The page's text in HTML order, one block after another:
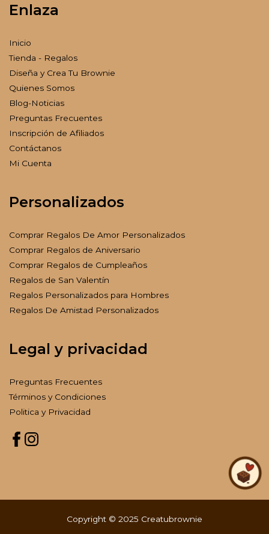
Enlaza
Inicio
Tienda - Regalos
Diseña y Crea Tu Brownie
Quienes Somos
Blog-Noticias
Preguntas Frecuentes
Inscripción de Afiliados
Contáctanos
Mi Cuenta
Personalizados
Comprar Regalos De Amor Personalizados
Comprar Regalos de Aniversario
Comprar Regalos de Cumpleaños
Regalos de San Valentín
Regalos Personalizados para Hombres
Regalos De Amistad Personalizados
Legal y privacidad
Preguntas Frecuentes
Términos y Condiciones
Politica y Privacidad
Copyright © 2025 Creatubrownie